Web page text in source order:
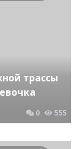
трассы
0 555